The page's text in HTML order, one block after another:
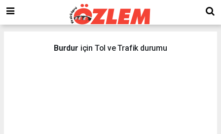
Burdur için Tol ve Trafik durumu